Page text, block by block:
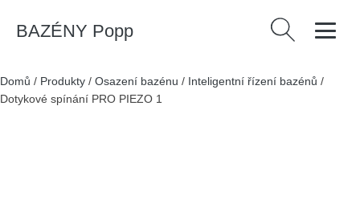
BAZÉNY Popp Vyhledávání
Domů / Produkty / Osazení bazénu / Inteligentní řízení bazénů /
Dotykové spínání PRO PIEZO 1